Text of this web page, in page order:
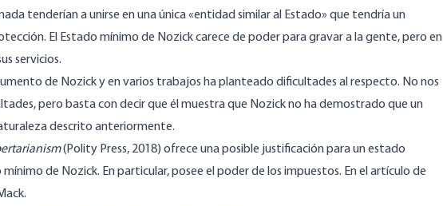
tenderían a unirse en una única «entidad similar al Estado» que tendría un
El Estado mínimo de Nozick carece de poder para gravar a la gente, pero en
servicios.
de Nozick y en varios trabajos ha planteado dificultades al respecto. No nos
pero basta con decir que él muestra que Nozick no ha demostrado que un
descrito anteriormente.
(Polity Press, 2018) ofrece una posible justificación para un estado
de Nozick. En particular, posee el poder de los impuestos. En el artículo de